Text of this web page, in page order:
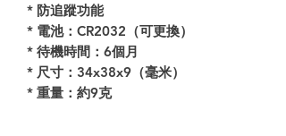
* 防追蹤功能
* 電池：CR2032（可更換）
* 待機時間：6個月
* 尺寸：34x38x9（毫米）
* 重量：約9克